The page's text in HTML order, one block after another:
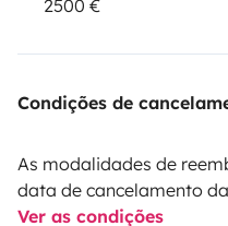
📍 Disponible à : Mions
N’hésitez pas à me
ou pour réserver vos
liberté !
2500 €
Condições de
As modalidades de
data de cancelamento
Ver as condições